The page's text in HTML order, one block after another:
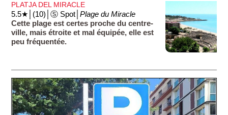
PLATJA DEL MIRACLE
5.5★│(10)│Ⓢ Spot│Plage du Miracle
Cette plage est certes proche du centre-
ville, mais étroite et mal équipée, elle est
peu fréquentée.